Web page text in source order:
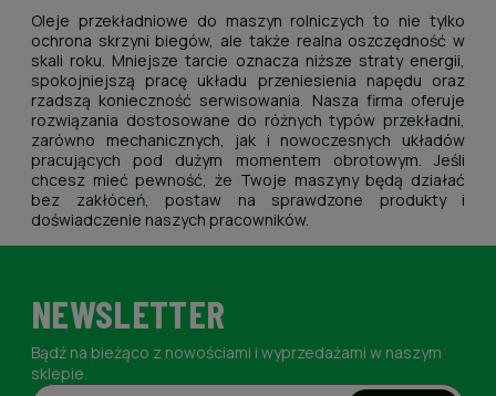
Oleje przekładniowe do maszyn rolniczych to nie tylko
ochrona skrzyni biegów, ale także realna oszczędność w
skali roku. Mniejsze tarcie oznacza niższe straty energii,
spokojniejszą pracę układu przeniesienia napędu oraz
rzadszą konieczność serwisowania. Nasza firma oferuje
rozwiązania dostosowane do różnych typów przekładni,
zarówno mechanicznych, jak i nowoczesnych układów
pracujących pod dużym momentem obrotowym. Jeśli
chcesz mieć pewność, że Twoje maszyny będą działać
bez zakłóceń, postaw na sprawdzone produkty i
doświadczenie naszych pracowników.
NEWSLETTER
Bądź na bieżąco z nowościami i wyprzedażami w naszym
sklepie.